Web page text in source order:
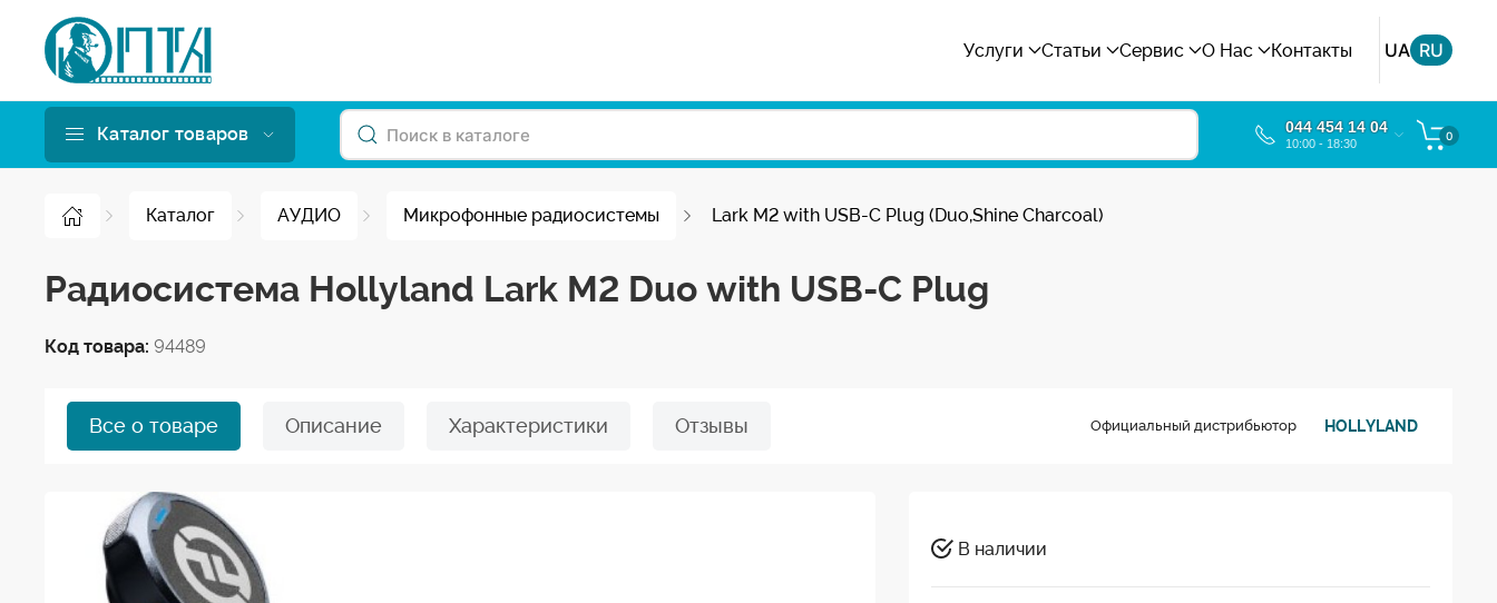
Услуги Статьи Сервис О Нас Контакты UA RU
Каталог товаров 044 454 14 04
10:00 - 18:30
0
Каталог АУДИО Микрофонные радиосистемы Lark M2 with USB-C Plug (Duo,Shine Charcoal)
Радиосистема Hollyland Lark M2 Duo with USB-C Plug
Код товара: 94489
Все о товаре Описание Характеристики Отзывы Официальный дистрибьютор HOLLYLAND
В наличии